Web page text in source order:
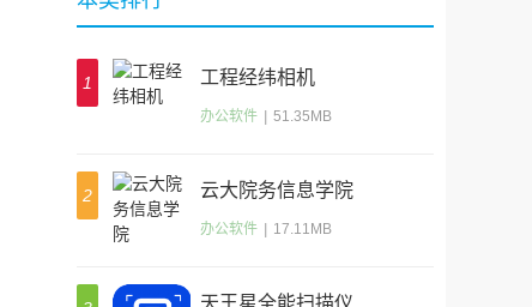
1 工程经纬相机
办公软件 51.35MB
2 云大院务信息学院
办公软件 17.11MB
天王星全能扫描仪